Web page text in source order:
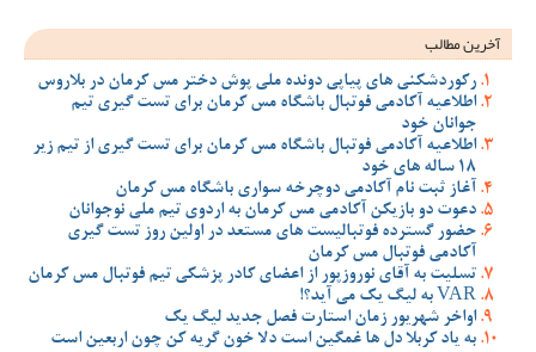
آخرین مطالب
رکوردشکنی های پیاپی دونده ملی پوش دختر مس کرمان در بلاروس
اطلاعیه آکادمی فوتبال باشگاه مس کرمان برای تست گیری تیم
جوانان خود
اطلاعیه آکادمی فوتبال باشگاه مس کرمان برای تست گیری از تیم زیر
18 ساله های خود
آغاز ثبت نام آکادمی دوچرخه سواری باشگاه مس کرمان
دعوت دو بازیکن آکادمی مس کرمان به اردوی تیم ملی نوجوانان
حضور گسترده فوتبالیست های مستعد در اولین روز تست گیری
آکادمی فوتبال مس کرمان
تسلیت به آقای نوروزپور از اعضای کادر پزشکی تیم فوتبال مس کرمان
VAR به لیگ یک می آید؟!
اواخر شهریور زمان استارت فصل جدید لیگ یک
به یاد کربلا دل ها غمگین است دلا خون گریه کن چون اربعین است